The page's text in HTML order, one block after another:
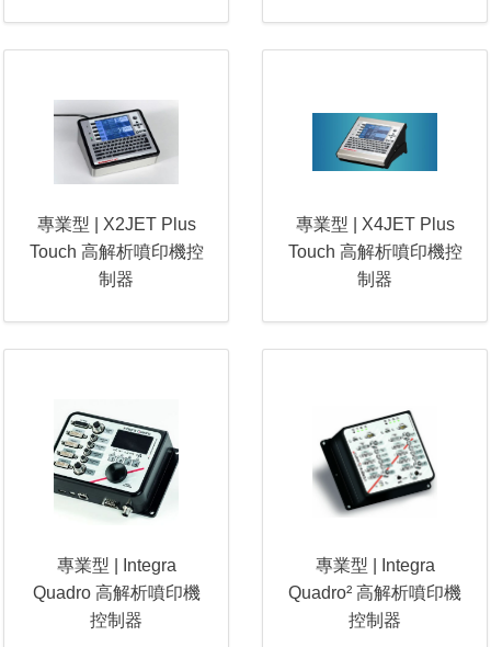
專業型 | X2JET Plus
Touch 高解析噴印機控
制器
專業型 | X4JET Plus
Touch 高解析噴印機控
制器
專業型 | Integra
Quadro 高解析噴印機
控制器
專業型 | Integra
Quadro² 高解析噴印機
控制器